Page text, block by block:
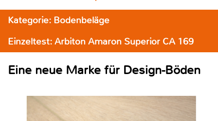
Kategorie: Bodenbeläge
Einzeltest: Arbiton Amaron Superior CA 169
Eine neue Marke für Design-Böden